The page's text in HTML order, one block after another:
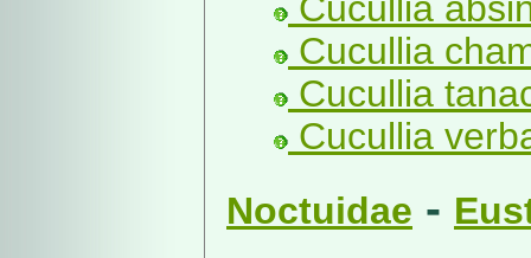
Cucullia
Cucullia
Cucullia
Noctuidae -